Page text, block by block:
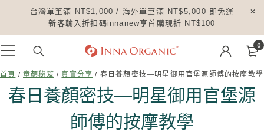
台灣單筆滿 NT$1,000 / 海外單筆滿 NT$5,000 即免運
新客輸入折扣碼innanew享首購現折 NT$100
0
首頁 /童顏秘笈 /真實分享 / 春日養顏密技—明星御用官堡源師傅的按摩教學
春日養顏密技—明星御用官堡源
師傅的按摩教學